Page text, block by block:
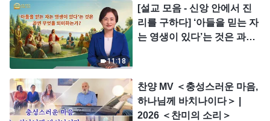
11:18
[설교 모음 - 신앙 안에서 진
리를 구하다] ‘아들을 믿는 자
는 영생이 있다’는 것은 과연
찬양 MV ＜충성스러운 마음,
하나님께 바치나이다＞ |
2026 ＜찬미의 소리＞